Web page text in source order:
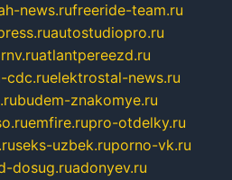
news.rufreeride-team.ru
autostudiopro.ru
atlantpereezd.ru
cdc.ruelektrostal-news.ru
budem-znakomye.ru
emfire.rupro-otdelky.ru
seks-uzbek.ruporno-vk.ru
dosug.ruadonyev.ru